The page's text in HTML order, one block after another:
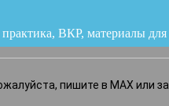
практика, ВКР
или напишите нам
пишите в MAX или